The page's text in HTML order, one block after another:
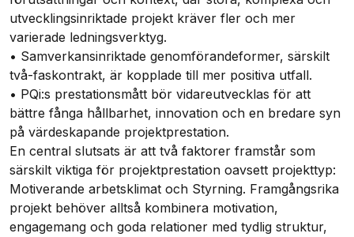
utvecklingsinriktade projekt kräver fler och mer
varierade ledningsverktyg.
• Samverkansinriktade genomförandeformer, särskilt
två-faskontrakt, är kopplade till mer positiva utfall.
• PQi:s prestationsmått bör vidareutvecklas för att
bättre fånga hållbarhet, innovation och en bredare syn
på värdeskapande projektprestation.
En central slutsats är att två faktorer framstår som
särskilt viktiga för projektprestation oavsett projekttyp:
Motiverande arbetsklimat och Styrning. Framgångsrika
projekt behöver alltså kombinera motivation,
engagemang och goda relationer med tydlig struktur,